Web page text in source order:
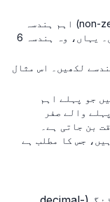
بڑے نمبروں کی طرح، پہلا غیر صفر (non-zero) اہم ہندسہ
لکھیں اور اس کے بعد اعشاریہ لگائیں۔ یہاں، وہ ہندسہ 6
لکھیں۔ اس مثال
جو پہلے اہم
والے صفر
منفی قدر 10 کی طاقت بن جاتی ہے۔
6 سے پہلے 4 ہندسے ہیں، جس کا مطلب ہے